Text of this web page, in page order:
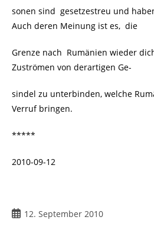
sonen sind gesetzestreu und
Auch deren Meinung ist es, die
Grenze nach Rumänien wieder
Zuströmen von derartigen Ge-
sindel zu unterbinden, welche
Verruf bringen.
*****
2010-09-12
Beitrag12. September 2010